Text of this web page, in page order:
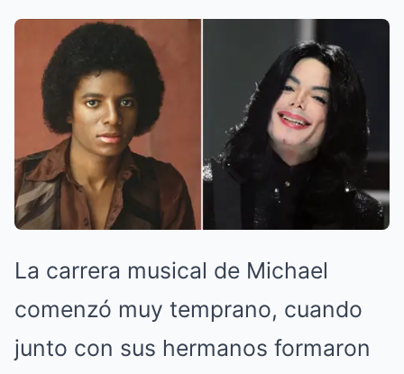
La carrera musical de Michael
comenzó muy temprano, cuando
junto con sus hermanos formaron